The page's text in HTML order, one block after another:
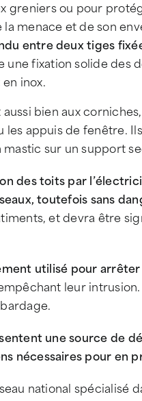
greniers ou pour
menace et de son
entre deux tiges
une fixation solide des
inox.
aussi bien aux
les appuis de fenêtre.
mastic sur un support
des toits par
toutefois sans
et devra être
utilisé pour
leur
une source de
nécessaires pour en
national